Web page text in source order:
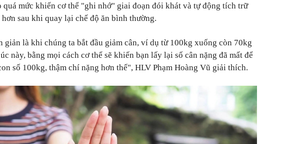
quá mức khiến cơ thể "ghi nhớ" giai đoạn đói khát và tự động tích trữ
sau khi quay lại chế độ ăn bình thường.
giản là khi chúng ta bắt đầu giảm cân, ví dụ từ 100kg xuống còn 70kg
này, bằng mọi cách cơ thể sẽ khiến bạn lấy lại số cân nặng đã mất để
số 100kg, thậm chí nặng hơn thế", HLV Phạm Hoàng Vũ giải thích.